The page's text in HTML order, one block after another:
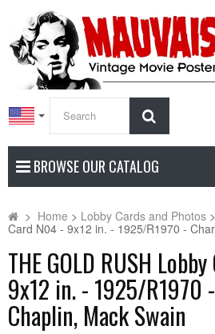
BROWSE OUR CATALOG
> Home > Lobby Cards and Photos >
Card N04 - 9x12 in. - 1925/R1970 -
THE GOLD RUSH
9x12 in. - 1925/R1970
Chaplin, Mack Swain